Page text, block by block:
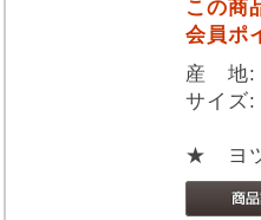
この商
会員ポ
産 地:
サイズ
★ ヨツ